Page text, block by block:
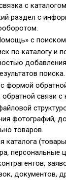
с
раздел с
с
по каталогу и
поиска.
формой
связи с
фотографий,
товаров.
каталога
персональные
документов,